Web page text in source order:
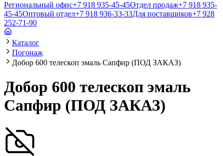
Региональный офис+7 918 935-45-45Отдел продаж+7 918 935-
45-45Оптовый отдел+7 918 936-33-33Для поставщиков+7 928
252-71-90
Каталог
Погонаж
Добор 600 телескоп эмаль Сапфир (ПОД ЗАКАЗ)
Добор 600 телескоп эмаль
Сапфир (ПОД ЗАКАЗ)